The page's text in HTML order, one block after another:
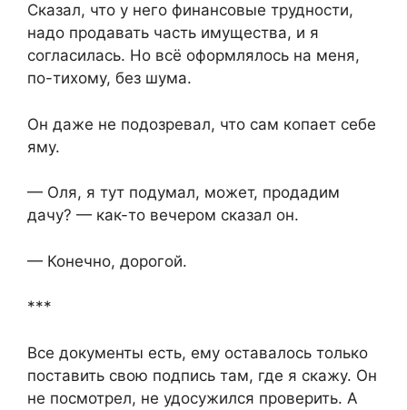
Сказал, что у него финансовые трудности,
надо продавать часть имущества, и я
согласилась. Но всё оформлялось на меня,
по-тихому, без шума.
Он даже не подозревал, что сам копает себе
яму.
— Оля, я тут подумал, может, продадим
дачу? — как-то вечером сказал он.
— Конечно, дорогой.
***
Все документы есть, ему оставалось только
поставить свою подпись там, где я скажу. Он
не посмотрел, не удосужился проверить. А